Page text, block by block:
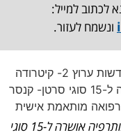
למייל:
ונשמח לעזור.
אימונותרפיה אושרה ל-15 סוגי